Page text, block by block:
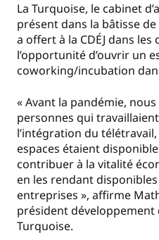
La Turquoise, le cabinet
présent dans la bâtisse
a offert à la CDÉJ dans
l’opportunité d’ouvrir un
coworking/incubation
« Avant la pandémie,
personnes qui
l’intégration du
espaces étaient
contribuer à la vitalité
en les rendant
entreprises », affirme
président développement
Turquoise.